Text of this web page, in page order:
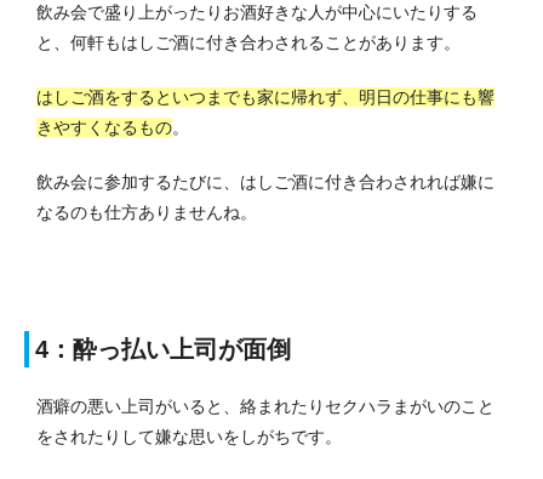
飲み会で盛り上がったりお酒好きな人が中心にいたりする
と、何軒もはしご酒に付き合わされることがあります。
はしご酒をするといつまでも家に帰れず、明日の仕事にも響
きやすくなるもの。
飲み会に参加するたびに、はしご酒に付き合わされれば嫌に
なるのも仕方ありませんね。
4：酔っ払い上司が面倒
酒癖の悪い上司がいると、絡まれたりセクハラまがいのこと
をされたりして嫌な思いをしがちです。